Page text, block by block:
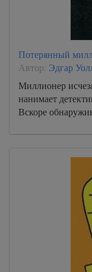
Потерянный
Автор: Эдгар
Миллионер
нанимает
Вскоре